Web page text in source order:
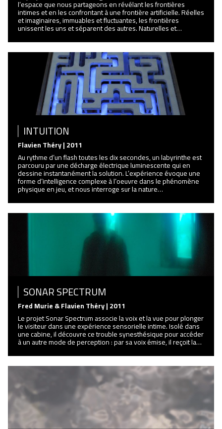
l’espace que nous partageons en révélant les frontières
intimes et en les confrontant à une frontière artificielle. Réelles
et imaginaires, immuables et fluctuantes, les frontières
unissent les uns et séparent des autres. Naturelles et…
INTUITION
Flavien Théry | 2011
Au rythme d’un flash toutes les dix secondes, un labyrinthe est
parcouru par une décharge électrique luminescente qui en
dessine instantanément la solution. L’expérience évoque une
forme d’intelligence complexe à l’oeuvre dans le phénomène
physique en jeu, et nous interroge sur la nature…
SONAR SPECTRUM
Fred Murie & Flavien Théry | 2011
Le projet Sonar Spectrum associe la voix et la vue pour plonger
le visiteur dans une expérience sensorielle intime. Isolé dans
une cabine, il découvre ce trouble synesthésique pour accéder
à un autre mode de perception : par sa voix émise, il reçoit la…